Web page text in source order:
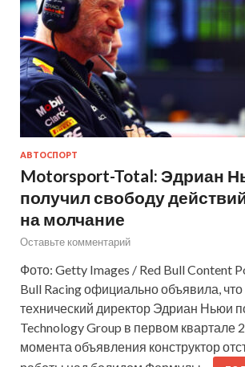
АВТОСПОРТ
Motorsport-Total: Эдриан
получил свободу
на молчание
Оставьте комментарий
Фото: Getty Images / Red Bull Content
Bull Racing официально объявила,
технический директор Эдриан Ньюи
Technology Group в первом квартале
момента объявления конструктор